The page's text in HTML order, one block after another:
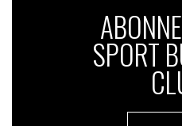
SPORT